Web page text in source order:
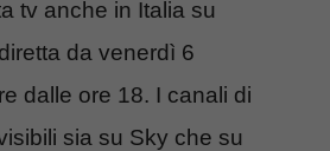
tv anche in Italia su
da venerdì 6
dalle ore 18. I canali di
sia su Sky che su